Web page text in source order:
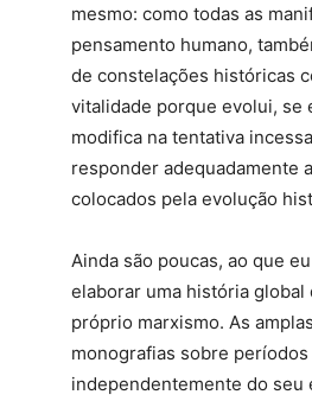
mesmo: como todas as
pensamento humano,
de constelações históricas
vitalidade porque evo­lui, se
modifica na tentativa
responder adequa­damente
colocados pela evolução
Ainda são poucas, ao que
elaborar uma história global
próprio marxismo. As
monografias sobre
independentemente do seu